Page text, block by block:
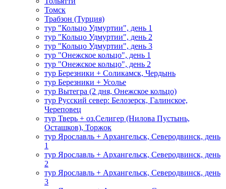
Томск
Трабзон (Турция)
тур "Кольцо Удмуртии", день 1
тур "Кольцо Удмуртии", день 2
тур "Кольцо Удмуртии", день 3
тур "Онежское кольцо", день 1
тур "Онежское кольцо", день 2
тур Березники + Соликамск, Чердынь
тур Березники + Усолье
тур Вытегра (2 дня, Онежское кольцо)
тур Русский север: Белозерск, Галинское,
Череповец
тур Тверь + оз.Селигер (Нилова Пустынь,
Осташков), Торжок
тур Ярославль + Архангельск, Северодвинск, день
1
тур Ярославль + Архангельск, Северодвинск, день
2
тур Ярославль + Архангельск, Северодвинск, день
3